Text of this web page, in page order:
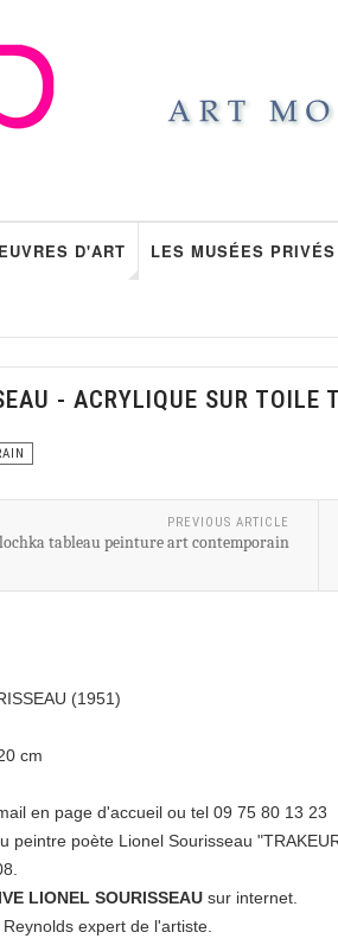
D'ART LES MUSÉES PRIVÉS
- ACRYLIQUE SUR TOILE
PREVIOUS ARTICLE
tableau peinture art contemporain
(1951)
cm
en page d'accueil ou tel 09 75 80 13 23
peintre poète Lionel Sourisseau
LIONEL SOURISSEAU sur internet.
expert de l'artiste.